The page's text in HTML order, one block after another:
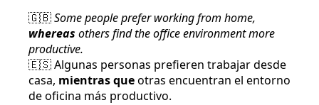
🇬🇧Some people prefer working from home,
whereas others find the office environment more
productive.
🇪🇸 Algunas personas prefieren trabajar desde
casa, mientras queotras encuentran el entorno
de oficina más productivo.